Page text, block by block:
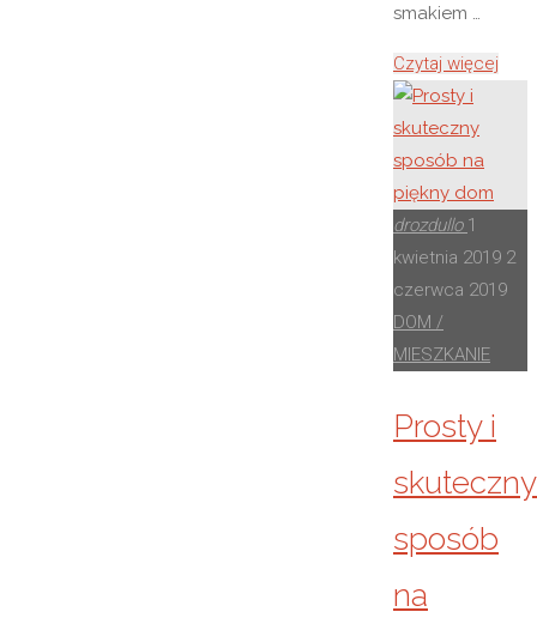
smakiem …
Czytaj więcej
drozdullo 1
kwietnia 2019 2
czerwca 2019
DOM /
MIESZKANIE
Prosty i
skuteczny
sposób
na